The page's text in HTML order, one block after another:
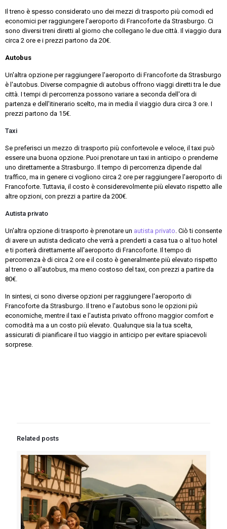
Il treno è spesso considerato uno dei mezzi di trasporto più comodi ed
economici per raggiungere l'aeroporto di Francoforte da Strasburgo. Ci
sono diversi treni diretti al giorno che collegano le due città. Il viaggio dura
circa 2 ore e i prezzi partono da 20€.
Autobus
Un'altra opzione per raggiungere l'aeroporto di Francoforte da Strasburgo
è l'autobus. Diverse compagnie di autobus offrono viaggi diretti tra le due
città. I tempi di percorrenza possono variare a seconda dell'ora di
partenza e dell'itinerario scelto, ma in media il viaggio dura circa 3 ore. I
prezzi partono da 15€.
Taxi
Se preferisci un mezzo di trasporto più confortevole e veloce, il taxi può
essere una buona opzione. Puoi prenotare un taxi in anticipo o prenderne
uno direttamente a Strasburgo. Il tempo di percorrenza dipende dal
traffico, ma in genere ci vogliono circa 2 ore per raggiungere l'aeroporto di
Francoforte. Tuttavia, il costo è considerevolmente più elevato rispetto alle
altre opzioni, con prezzi a partire da 200€.
Autista privato
Un'altra opzione di trasporto è prenotare un autista privato. Ciò ti consente
di avere un autista dedicato che verrà a prenderti a casa tua o al tuo hotel
e ti porterà direttamente all'aeroporto di Francoforte. Il tempo di
percorrenza è di circa 2 ore e il costo è generalmente più elevato rispetto
al treno o all'autobus, ma meno costoso del taxi, con prezzi a partire da
80€.
In sintesi, ci sono diverse opzioni per raggiungere l'aeroporto di
Francoforte da Strasburgo. Il treno e l'autobus sono le opzioni più
economiche, mentre il taxi e l'autista privato offrono maggior comfort e
comodità ma a un costo più elevato. Qualunque sia la tua scelta,
assicurati di pianificare il tuo viaggio in anticipo per evitare spiacevoli
sorprese.
Related posts